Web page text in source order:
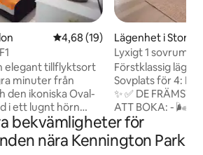
4,68 av 5 i genomsnittligt
4,68 (19)
elegant tillflyktsort
minuter från
den ikoniska Oval-
i ett lugnt hörn
flykt från staden
dig nära allt som
Inuti hittar du
Lägenhet i
Lyxigt 1 sovrum |
balkong | Vauxhall
Förstklassig
Sovplats för 4:
✨ ✅ DE FRÄMSTA ANLEDNINGARNA
ATT BOKA: - 🌬️
fullständig
Egen balkong –
Byggnadshiss –
bekvämligheter för
nära Kennington Park